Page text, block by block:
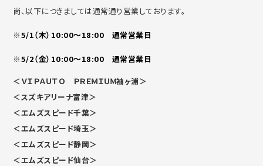
尚、以下につきましては通常通り営業しております。
※5/1（木）10:00～18:00 通常営業日
※5/2（金）10:00～18:00
通常営業日
＜ＶＩＰＡＵＴＯ ＰＲＥＭＩＵＭ袖ヶ浦＞
＜スズキアリーナ富津＞
＜エムズスピード千葉＞
＜エムズスピード埼玉＞
＜エムズスピード静岡＞
＜エムズスピード仙台＞